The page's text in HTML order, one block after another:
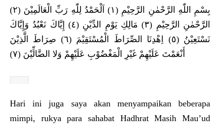
بِسْمِ اللّٰهِ الرَّحْمٰنِ الرَّحِيْمِ (١) اَلْحَمْدُ لِلّٰهِ رَبِّ الْعَالَمِيْنَ (٢)
الرَّحْمٰنِ الرَّحِيْمِ (٣) مَالِكِ يَوْمِ الدِّيْنِ (٤) إِيَّاكَ نَعْبُدُ وَإِيَّاكَ
نَسْتَعِيْنُ (٥) اِهْدِنَا الصِّرَاطَ الْمُسْتَقِيْمَ (٦) صِرَاطَ الَّذِيْنَ
أَنْعَمْتَ عَلَيْهِمْ غَيْرِ الْمَغْضُوْبِ عَلَيْهِمْ وَلا الضَّالِّيْنَ (٧)
Hari ini juga saya akan menyampaikan beberapa
mimpi, rukya para sahabat Hadhrat Masih Mau’ud